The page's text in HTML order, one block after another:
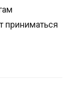
приниматься